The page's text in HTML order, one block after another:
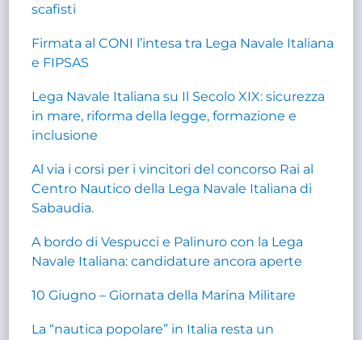
scafisti
Firmata al CONI l’intesa tra Lega Navale Italiana
e FIPSAS
Lega Navale Italiana su Il Secolo XIX: sicurezza
in mare, riforma della legge, formazione e
inclusione
Al via i corsi per i vincitori del concorso Rai al
Centro Nautico della Lega Navale Italiana di
Sabaudia.
A bordo di Vespucci e Palinuro con la Lega
Navale Italiana: candidature ancora aperte
10 Giugno – Giornata della Marina Militare
La “nautica popolare” in Italia resta un